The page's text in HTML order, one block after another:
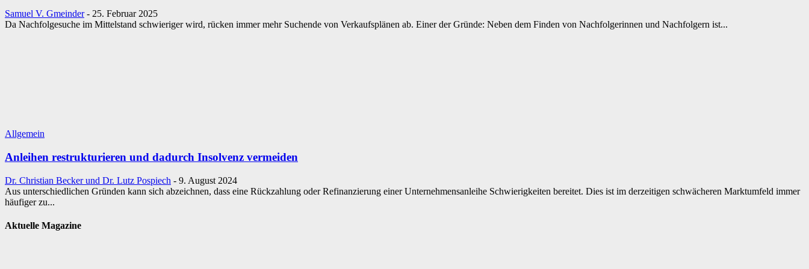
Samuel V. Gmeinder - 25. Februar 2025
Da Nachfolgesuche im Mittelstand schwieriger wird, rücken immer mehr Suchende von Verkaufsplänen ab. Einer der Gründe: Neben dem Finden von Nachfolgerinnen und Nachfolgern ist...
Allgemein
Anleihen restrukturieren und dadurch Insolvenz vermeiden
Dr. Christian Becker und Dr. Lutz Pospiech - 9. August 2024
Aus unterschiedlichen Gründen kann sich abzeichnen, dass eine Rückzahlung oder Refinanzierung einer Unternehmensanleihe Schwierigkeiten bereitet. Dies ist im derzeitigen schwächeren Marktumfeld immer
häufiger zu...
Aktuelle Magazine